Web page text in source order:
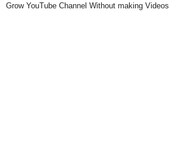
Grow YouTube Channel Without making Videos